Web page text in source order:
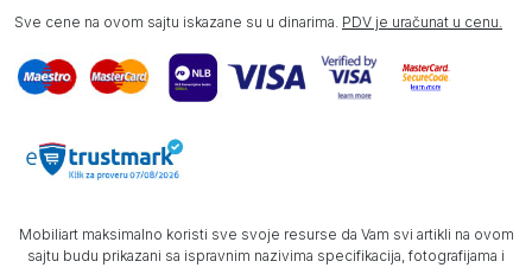
Sve cene na ovom sajtu iskazane su u dinarima. PDV je uračunat u cenu.
Mobiliart maksimalno koristi sve svoje resurse da Vam svi artikli na ovom
sajtu budu prikazani sa ispravnim nazivima specifikacija, fotografijama i